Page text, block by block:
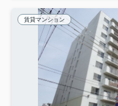
賃貸マンション